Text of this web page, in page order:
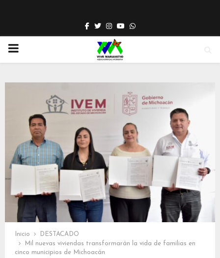
Facebook
TwitterInstagram
YoutubeWhatsapp
PRIMARY
Inicio
DESTACADO
Mil nuevas viviendas transformarán la vida de familias en
cinco municipios de Michoacán